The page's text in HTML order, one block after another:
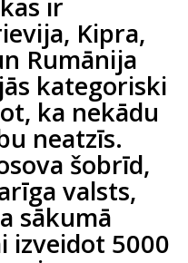
ir
Kipra,
Rumānija
kategoriski
ka nekādu
neatzīs.
šobrīd,
valsts,
sākumā
izveidot 5000